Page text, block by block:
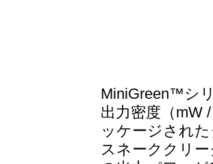
MiniGreen™シ
出力密度（mW
ッケージされ
スネーククリ